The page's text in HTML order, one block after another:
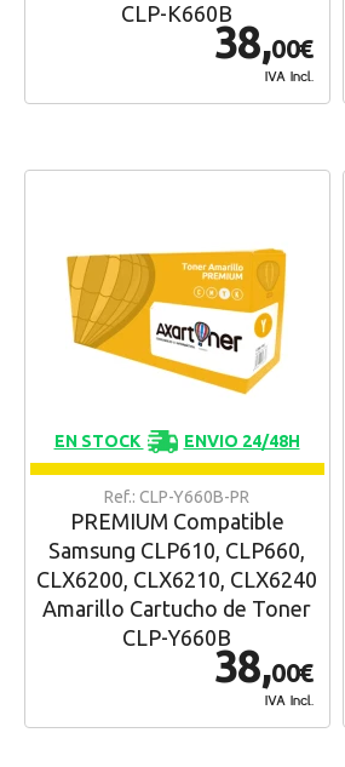
CLP-K660B
38,00€
IVA Incl.
EN STOCK ENVIO 24/48H
Ref.: CLP-Y660B-PR
PREMIUM Compatible
Samsung CLP610, CLP660,
CLX6200, CLX6210, CLX6240
Amarillo Cartucho de Toner
CLP-Y660B
38,00€
IVA Incl.